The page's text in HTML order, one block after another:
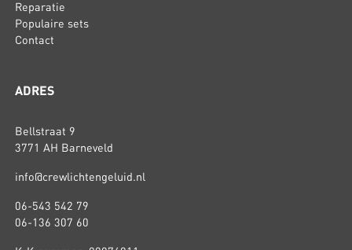
Reparatie
Populaire sets
Contact
ADRES
Bellstraat 9
3771 AH Barneveld
info@crewlichtengeluid.nl
06-543 542 79
06-136 307 60